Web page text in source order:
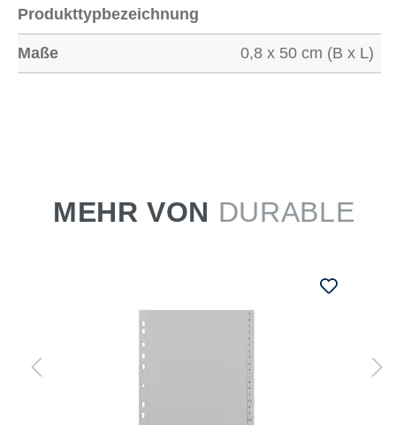
Produkttypbezeichnung
Maße 0,8 x 50 cm (B x L)
MEHR VON DURABLE